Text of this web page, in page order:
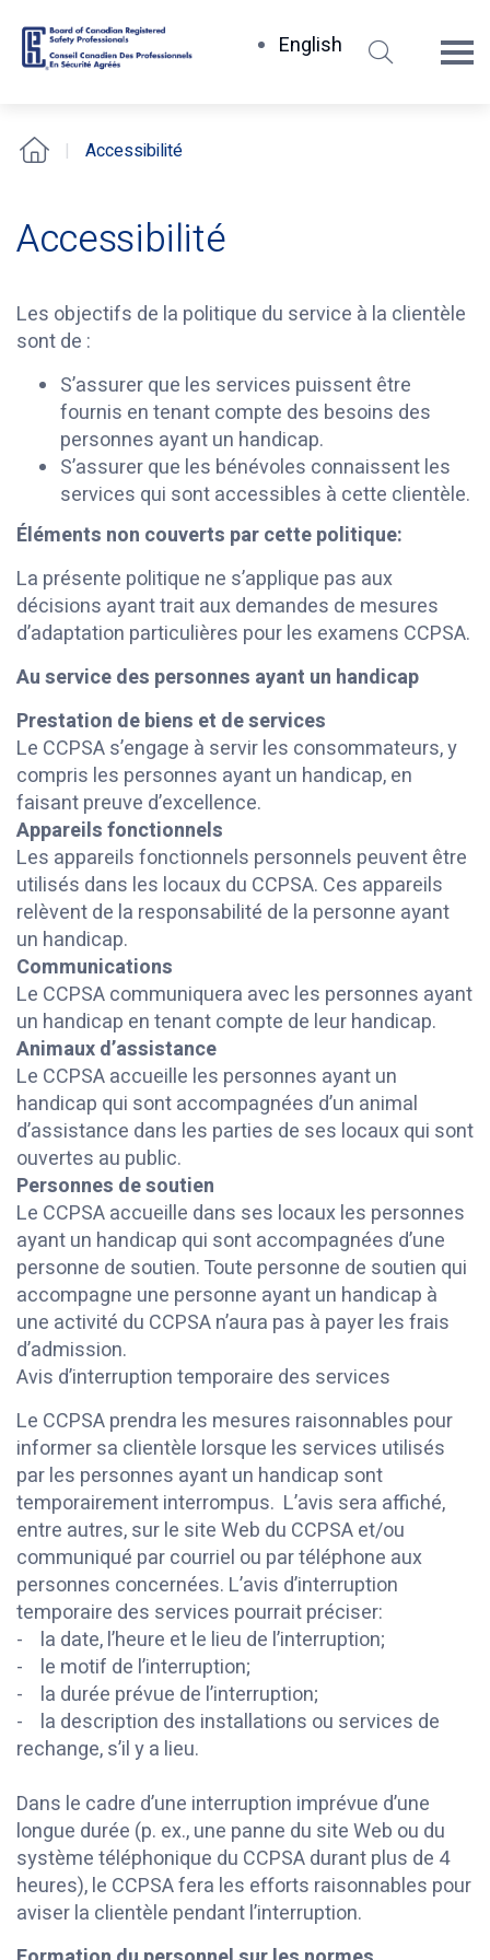
Canadian
Registered
Professionals
English
Rechercher
Accueil Accessibilité
Accessibilité
Les objectifs de la politique du service à la clientèle
sont de :
S’assurer que les services puissent être
fournis en tenant compte des besoins des
personnes ayant un handicap.
S’assurer que les bénévoles connaissent les
services qui sont accessibles à cette clientèle.
Éléments non couverts par cette politique:
La présente politique ne s’applique pas aux
décisions ayant trait aux demandes de mesures
d’adaptation particulières pour les examens CCPSA.
Au service des personnes ayant un handicap
Prestation de biens et de services
Le CCPSA s’engage à servir les consommateurs, y
compris les personnes ayant un handicap, en
faisant preuve d’excellence.
Appareils fonctionnels
Les appareils fonctionnels personnels peuvent être
utilisés dans les locaux du CCPSA. Ces appareils
relèvent de la responsabilité de la personne ayant
un handicap.
Communications
Le CCPSA communiquera avec les personnes ayant
un handicap en tenant compte de leur handicap.
Animaux d’assistance
Le CCPSA accueille les personnes ayant un
handicap qui sont accompagnées d’un animal
d’assistance dans les parties de ses locaux qui sont
ouvertes au public.
Personnes de soutien
Le CCPSA accueille dans ses locaux les personnes
ayant un handicap qui sont accompagnées d’une
personne de soutien. Toute personne de soutien qui
accompagne une personne ayant un handicap à
une activité du CCPSA n’aura pas à payer les frais
d’admission.
Avis d’interruption temporaire des services
Le CCPSA prendra les mesures raisonnables pour
informer sa clientèle lorsque les services utilisés
par les personnes ayant un handicap sont
temporairement interrompus. L’avis sera affiché,
entre autres, sur le site Web du CCPSA et/ou
communiqué par courriel ou par téléphone aux
personnes concernées. L’avis d’interruption
temporaire des services pourrait préciser:
- la date, l’heure et le lieu de l’interruption;
- le motif de l’interruption;
- la durée prévue de l’interruption;
- la description des installations ou services de
rechange, s’il y a lieu.
Dans le cadre d’une interruption imprévue d’une
longue durée (p. ex., une panne du site Web ou du
système téléphonique du CCPSA durant plus de 4
heures), le CCPSA fera les efforts raisonnables pour
aviser la clientèle pendant l’interruption.